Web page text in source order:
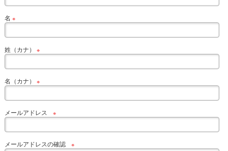
名 ※
姓（カナ） ※
名（カナ） ※
メールアドレス ※
メールアドレスの確認※